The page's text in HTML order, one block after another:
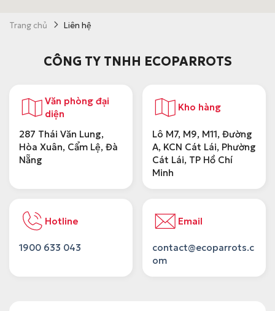
Trang chủ Liên hệ
CÔNG TY TNHH ECOPARROTS
Văn phòng đại
diện
287 Thái Văn Lung,
Hòa Xuân, Cẩm Lệ, Đà
Nẵng
Kho hàng
Lô M7, M9, M11, Đường
A, KCN Cát Lái, Phường
Cát Lái, TP Hồ Chí
Minh
Hotline
1900 633 043
Email
contact@ecoparrots.c
om